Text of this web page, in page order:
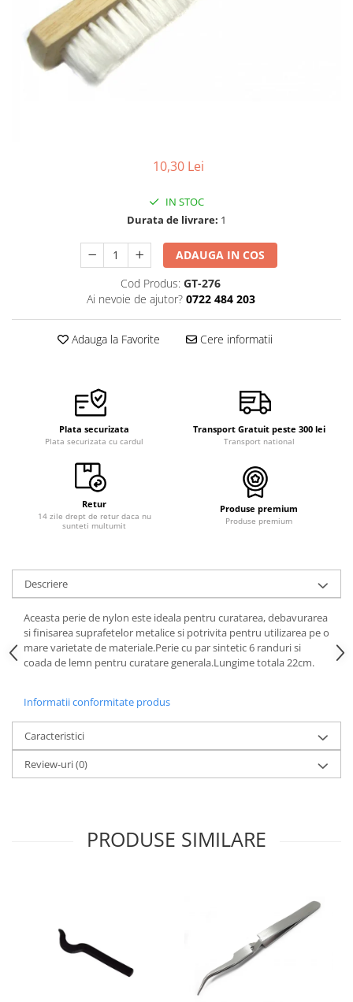
Ceasuri Daniel Klein
Ceasuri Lorus
Ceasuri Q&Q
Ceasuri Reflex
Pensete
Perii
Scule de Mana
Turnare, Lipire, Finisare
Scule Speciale
Suporti de Lucru
Surubelnite fine
Truse / Kituri Ceasornicar
10,30 Lei
IN STOC
Durata de livrare: 1
ADAUGA IN COS
Cod Produs: GT-276
Ai nevoie de ajutor? 0722 484 203
Adauga la Favorite Cere informatii
Plata securizata
Plata securizata cu cardul
Transport Gratuit peste 300 lei
Transport national
Retur
14 zile drept de retur daca nu
sunteti multumit
Produse premium
Produse premium
Descriere
Aceasta perie de nylon este ideala pentru curatarea, debavurarea
si finisarea suprafetelor metalice si potrivita pentru utilizarea pe o
mare varietate de materiale.Perie cu par sintetic 6 randuri si
coada de lemn pentru curatare generala.Lungime totala 22cm.
Informatii conformitate produs
Caracteristici
Review-uri(0)
PRODUSE SIMILARE